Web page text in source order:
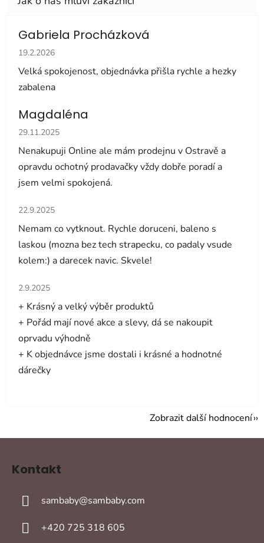
Gabriela Procházková
Hodnocení obchodu je 5 z 5 hvězdiček.
19.2.2026
Velká spokojenost, objednávka přišla rychle a hezky
zabalena
Magdaléna
Hodnocení obchodu je 5 z 5 hvězdiček.
29.11.2025
Nenakupuji Online ale mám prodejnu v Ostravě a
opravdu ochotný prodavačky vždy dobře poradí a
jsem velmi spokojená.
Hodnocení obchodu je 5 z 5 hvězdiček.
22.9.2025
Nemam co vytknout. Rychle doruceni, baleno s
laskou (mozna bez tech strapecku, co padaly vsude
kolem:) a darecek navic. Skvele!
Hodnocení obchodu je 5 z 5 hvězdiček.
2.9.2025
+ Krásný a velký výběr produktů
+ Pořád mají nové akce a slevy, dá se nakoupit
oprvadu výhodně
+ K objednávce jsme dostali i krásné a hodnotné
dárečky
Zobrazit další hodnocení
Kontakt
sambaby@sambaby.com
+420 725 318 605